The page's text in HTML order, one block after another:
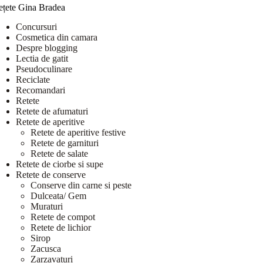
Gina Bradea
Concursuri
Cosmetica din camara
Despre blogging
Lectia de gatit
Pseudoculinare
Reciclate
Recomandari
Retete
Retete de afumaturi
Retete de aperitive
Retete de aperitive festive
Retete de garnituri
Retete de salate
Retete de ciorbe si supe
Retete de conserve
Conserve din carne si peste
Dulceata/ Gem
Muraturi
Retete de compot
Retete de lichior
Sirop
Zacusca
Zarzavaturi